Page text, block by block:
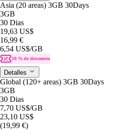
Asia (20 areas) 3GB 30Days
3GB
30 Dias
19,63 US$
16,99 €
6,54 US$/GB
10 % de descuento
Detalles
Global (120+ areas) 3GB 30Days
3GB
30 Dias
7,70 US$/GB
23,10 US$
(19,99 €)